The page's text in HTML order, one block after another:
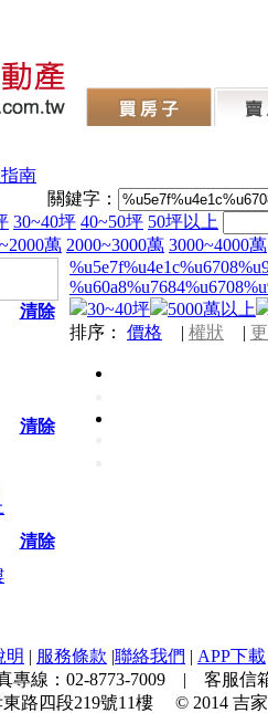
南
關鍵字：
30~40坪 40~50坪 50坪以上
萬 2000~3000萬 3000~4000萬
清除
清除
清除
30~40坪
5000萬以上
排序： 價格 | 權狀 |
明 | 服務條款 |聯絡我們 | APP下載
線： 02-8773-7009 | 客服信
路四段219號11樓 © 2014 吉